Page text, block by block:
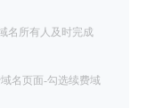
名所有人及时完成
名页面-勾选续费域